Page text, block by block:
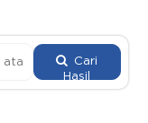
Cari
Hasil